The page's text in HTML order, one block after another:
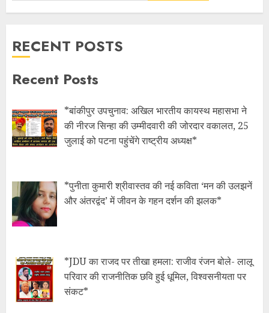
RECENT POSTS
Recent Posts
*बांकीपुर उपचुनाव: अखिल भारतीय कायस्थ महासभा ने
की नीरज सिन्हा की उम्मीदवारी की जोरदार वकालत, 25
जुलाई को पटना पहुंचेंगे राष्ट्रीय अध्यक्ष*
*पुनीता कुमारी श्रीवास्तव की नई कविता ‘मन की उलझनें
और अंतरद्वंद’ में जीवन के गहन दर्शन की झलक*
*JDU का राजद पर तीखा हमला: राजीव रंजन बोले- लालू
परिवार की राजनीतिक छवि हुई धूमिल, विश्वसनीयता पर
संकट*